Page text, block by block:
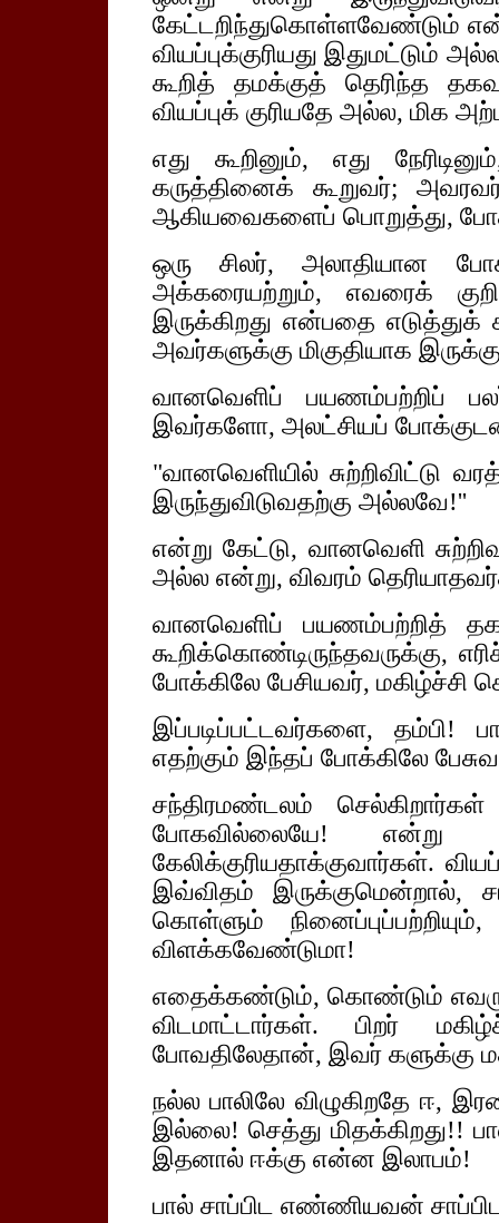
கேட்டறிந்துகொள்ளவேண்டும்
வியப்புக்குரியது இதுமட்டும்
கூறித் தமக்குத் தெரிந்த
வியப்புக் குரியதே அல்ல, மிக
எது கூறினும், எது
கருத்தினைக் கூறுவர்;
ஆகியவைகளைப் பொறுத்து,
ஒரு சிலர், அலாதியான
அக்கரையற்றும், எவரைக்
இருக்கிறது என்பதை எடுத்துக்
அவர்களுக்கு மிகுதியாக
வானவெளிப் பயணம்பற்றிப்
இவர்களோ, அலட்சியப்
"வானவெளியில் சுற்றிவிட்டு
இருந்துவிடுவதற்கு அல்லவே!''
என்று கேட்டு, வானவெளி
அல்ல என்று, விவரம்
வானவெளிப் பயணம்பற்றித்
கூறிக்கொண்டிருந்தவருக்கு,
போக்கிலே பேசியவர், மகிழ்ச்சி
இப்படிப்பட்டவர்களை, தம்பி!
எதற்கும் இந்தப் போக்கிலே
சந்திரமண்டலம்
போகவில்லையே! என்று
கேலிக்குரியதாக்குவார்கள்.
இவ்விதம் இருக்குமென்றால்,
கொள்ளும்
விளக்கவேண்டுமா!
எதைக்கண்டும், கொண்டும்
விடமாட்டார்கள். பிறர்
போவதிலேதான், இவர் களுக்கு
நல்ல பாலிலே விழுகிறதே ஈ,
இல்லை! செத்து மிதக்கிறது!!
இதனால் ஈக்கு என்ன இலாபம்!
பால் சாப்பிட எண்ணியவன்